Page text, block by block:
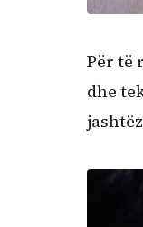
Për të
dhe